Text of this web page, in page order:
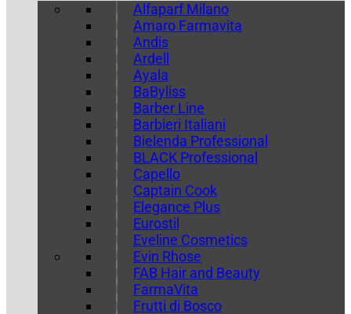
Alfaparf Milano
Amaro Farmavita
Andis
Ardell
Ayala
BaByliss
Barber Line
Barbieri Italiani
Bielenda Professional
BLACK Professional
Capello
Captain Cook
Elegance Plus
Eurostil
Eveline Cosmetics
Evin Rhose
FAB Hair and Beauty
FarmaVita
Frutti di Bosco